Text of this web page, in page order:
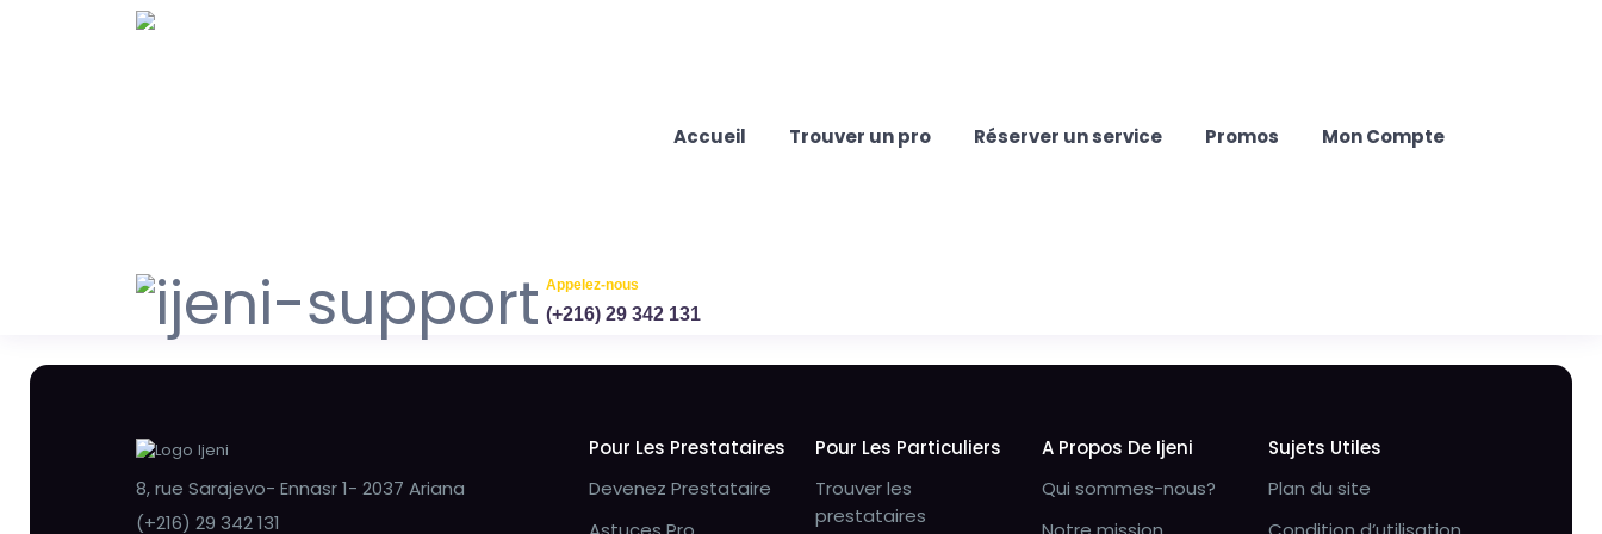
Accueil Trouver un pro Réserver un service Promos Mon Compte
Appelez-nous
(+216) 29 342 131
8, rue Sarajevo- Ennasr 1- 2037 Ariana
(+216) 29 342 131
Pour Les Prestataires
Devenez Prestataire
Pour Les Particuliers
Trouver les
prestataires
A Propos De Ijeni
Qui sommes-nous?
Sujets Utiles
Plan du site